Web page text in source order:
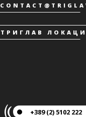
ТРИГЛАВ
+389 (2) 5102 222